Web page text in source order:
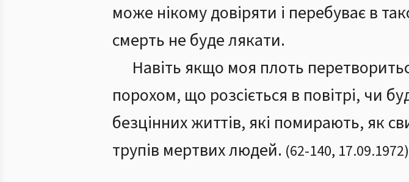
може нікому довіряти і перебуває в
смерть не буде лякати.
Навіть якщо моя плоть
порохом, що розсіється в повітрі, чи
безцінних життів, які помирають, як
трупів мертвих людей. (62-140, 17.09.1972)